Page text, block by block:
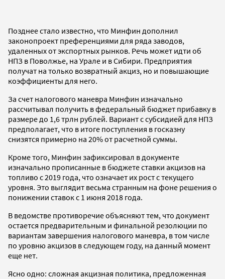
Позднее стало известно, что Минфин дополнил
законопроект преференциями для ряда заводов,
удаленных от экспортных рынков. Речь может идти об
НПЗ в Поволжье, на Урале и в Сибири. Предприятия
получат на только возвратный акциз, но и повышающие
коэффициенты для него.
За счет налогового маневра Минфин изначально
рассчитывал получить в федеральный бюджет прибавку в
размере до 1,6 трлн рублей. Вариант с субсидией для НПЗ
предполагает, что в итоге поступления в госказну
снизятся примерно на 20% от расчетной суммы.
Кроме того, Минфин зафиксировал в документе
изначально прописанные в бюджете ставки акцизов на
топливо с 2019 года, что означает их рост с текущего
уровня. Это выглядит весьма странным на фоне решения о
понижении ставок с 1 июня 2018 года.
В ведомстве противоречие объясняют тем, что документ
остается предварительным и финальной резолюции по
вариантам завершения налогового маневра, в том числе
по уровню акцизов в следующем году, на данный момент
еще нет.
Ясно одно: сложная акцизная политика, предложенная